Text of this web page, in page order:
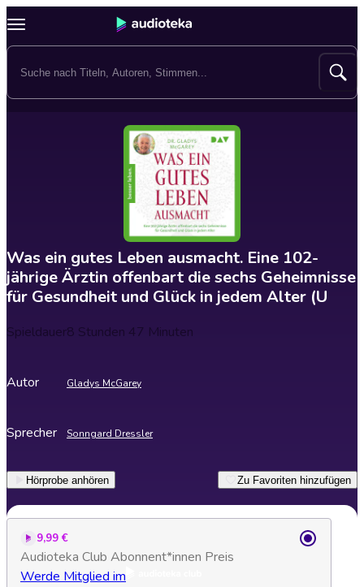
Was ein gutes Leben ausmacht. Eine 102-
jährige Ärztin offenbart die sechs Geheimnisse
für Gesundheit und Glück in jedem Alter (U
Spieldauer8 Stunden 47 Minuten
Autor Gladys McGarey
Sprecher Sonngard Dressler
Hörprobe anhören Zu Favoriten hinzufügen
9,99 €
Audioteka Club Abonnent*innen Preis
Werde Mitglied im